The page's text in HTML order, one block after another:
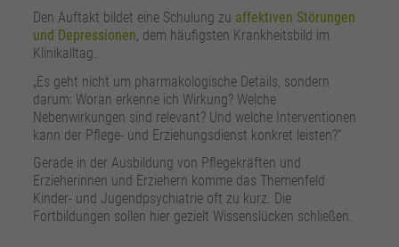
Den Auftakt bildet eine Schulung zu affektiven Störungen
und Depressionen, dem häufigsten Krankheitsbild im
Klinikalltag.
„Es geht nicht um pharmakologische Details, sondern
darum: Woran erkenne ich Wirkung? Welche
Nebenwirkungen sind relevant? Und welche Interventionen
kann der Pflege- und Erziehungsdienst konkret leisten?“
Gerade in der Ausbildung von Pflegekräften und
Erzieherinnen und Erziehern komme das Themenfeld
Kinder- und Jugendpsychiatrie oft zu kurz. Die
Fortbildungen sollen hier gezielt Wissenslücken schließen.